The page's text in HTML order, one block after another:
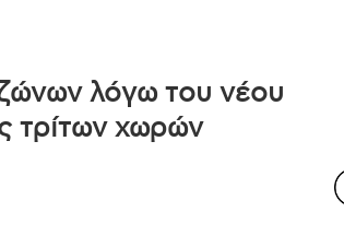
λόγω του νέου
τρίτων χωρών